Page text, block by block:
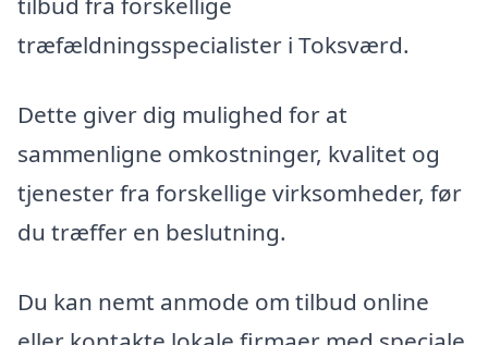
træfældningsspecialister i Toksværd.
Dette giver dig mulighed for at
sammenligne omkostninger, kvalitet og
tjenester fra forskellige virksomheder, før
du træffer en beslutning.
Du kan nemt anmode om tilbud online